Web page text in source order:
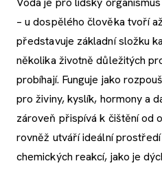
– u dospělého člověka tvoří
představuje základní složku
několika životně důležitých
probíhají. Funguje jako
pro živiny, kyslík, hormony a
zároveň přispívá k čištění od
rovněž utváří ideální
chemických reakcí, jako je